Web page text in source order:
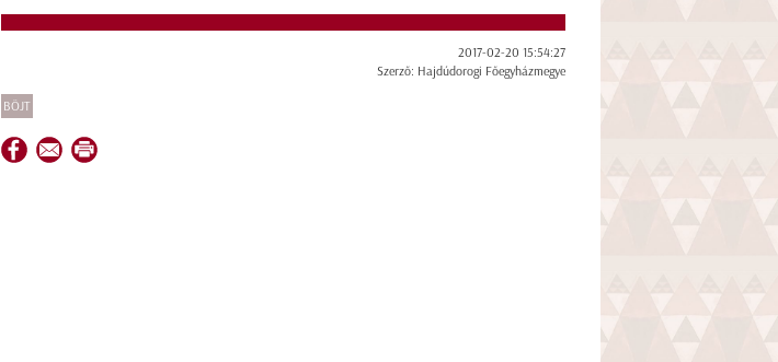
2017-02-20 15:54:27
Szerző: Hajdúdorogi Főegyházmegye
BÖJT